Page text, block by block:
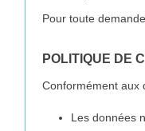
Pour toute
POLITIQUE DE
Conformément aux
Les données